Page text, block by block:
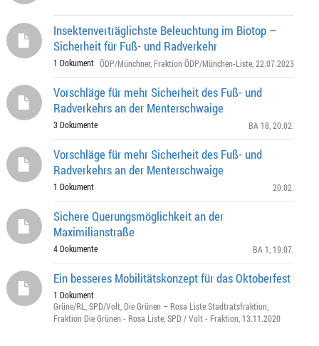
Insektenverträglichste Beleuchtung im Biotop –
Sicherheit für Fuß- und Radverkehr
1 Dokument ÖDP/Münchner, Fraktion ÖDP/München-Liste , 22.07.2023
Vorschläge für mehr Sicherheit des Fuß- und
Radverkehrs an der Menterschwaige
3 Dokumente BA 18 , 20.02.
Vorschläge für mehr Sicherheit des Fuß- und
Radverkehrs an der Menterschwaige
1 Dokument 20.02.
Sichere Querungsmöglichkeit an der
Maximilianstraße
4 Dokumente BA 1 , 19.07.
Ein besseres Mobilitätskonzept für das Oktoberfest
1 Dokument
Grüne/RL SPD/Volt Die Grünen – Rosa Liste Stadtratsfraktion
Fraktion Die Grünen - Rosa Liste SPD / Volt - Fraktion , 13.11.2020